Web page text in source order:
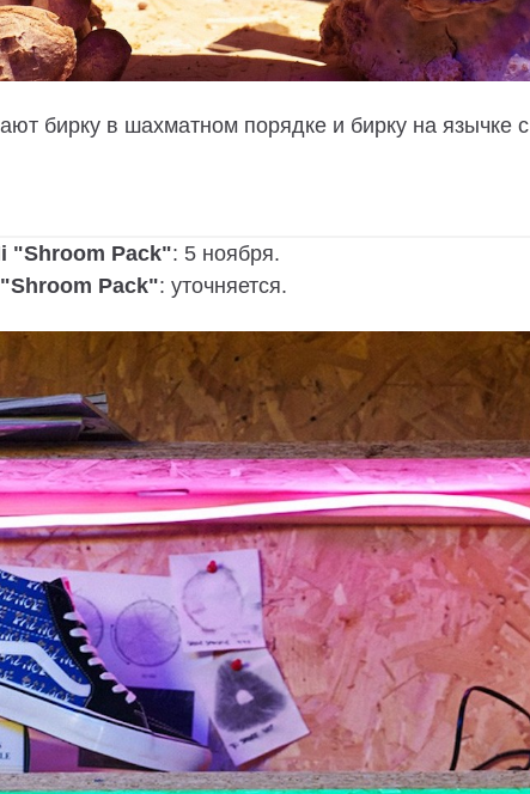
бирку в шахматном порядке и бирку на язычке с
"Shroom Pack": 5 ноября.
Pack": уточняется.